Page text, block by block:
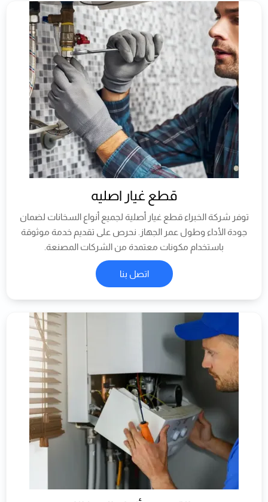
قطع غيار اصليه
توفر شركة الخبراء قطع غيار أصلية لجميع أنواع السخانات لضمان
جودة الأداء وطول عمر الجهاز. نحرص على تقديم خدمة موثوقة
باستخدام مكونات معتمدة من الشركات المصنعة.
اتصل بنا